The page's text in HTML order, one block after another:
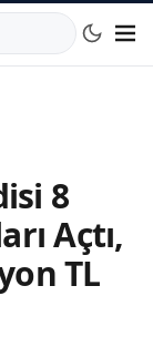
Telefon:0850
8
Açtı,
TL